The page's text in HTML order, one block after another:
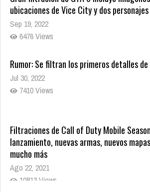
ubicaciones de Vice City y dos
Sep 19, 2022
6476 Views
Rumor: Se filtran los primeros detalles
Jul 30, 2022
7410 Views
Filtraciones de Call of Duty Mobile
lanzamiento, nuevas armas, nuevos
mucho más
Ago 22, 2021
10813 Views